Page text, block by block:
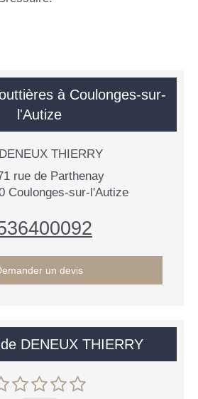
à Coulonges-sur-
l'Autize
DENEUX THIERRY
rue de Parthenay
Coulonges-sur-l'Autize
un devis
DENEUX THIERRY